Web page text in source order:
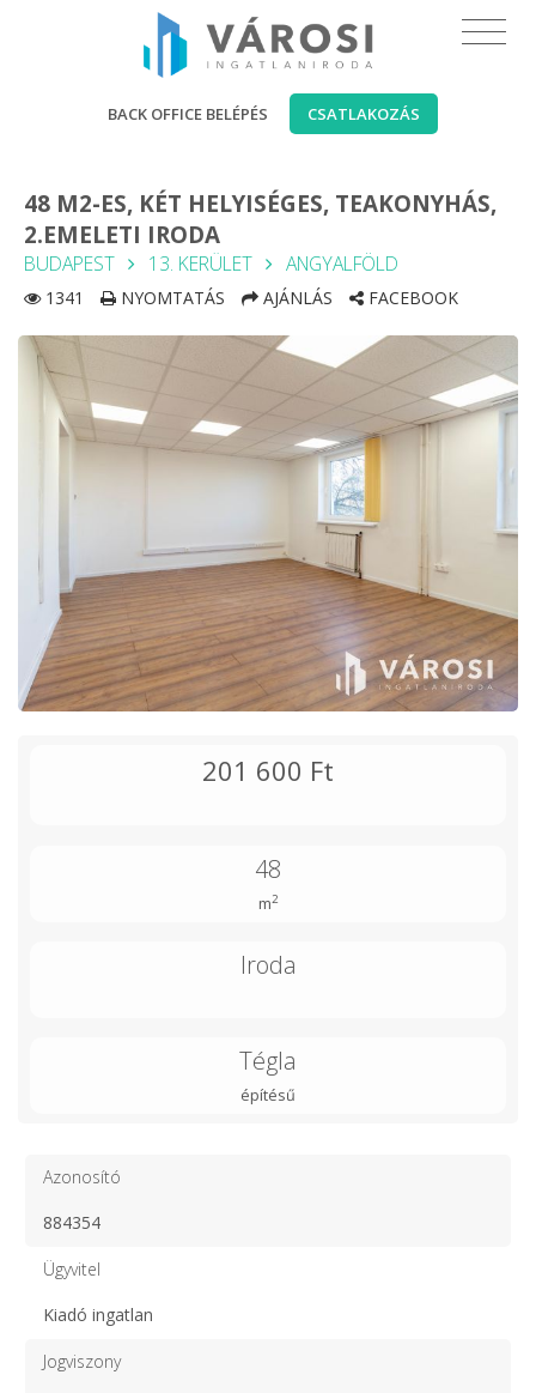
BACK OFFICE BELÉPÉS CSATLAKOZÁS
48 M2-ES, KÉT HELYISÉGES, TEAKONYHÁS,
2.EMELETI IRODA
BUDAPEST 13. KERÜLET ANGYALFÖLD
1341 NYOMTATÁS AJÁNLÁS FACEBOOK
201 600 Ft
48
m2
Iroda
Tégla
építésű
Azonosító
884354
Ügyvitel
Kiadó ingatlan
Jogviszony